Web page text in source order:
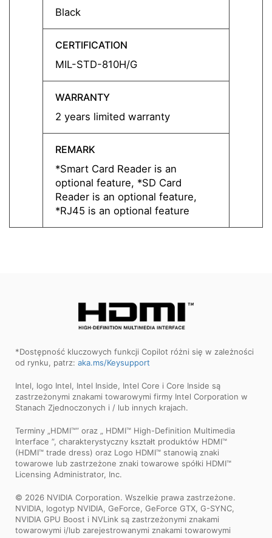
Black
CERTIFICATION
MIL-STD-810H/G
WARRANTY
2 years limited warranty
REMARK
*Smart Card Reader is an
optional feature, *SD Card
Reader is an optional feature,
*RJ45 is an optional feature
*Dostępność kluczowych funkcji Copilot różni się w zależności
od rynku, patrz: aka.ms/Keysupport
Intel, logo Intel, Intel Inside, Intel Core i Core Inside są
zastrzeżonymi znakami towarowymi firmy Intel Corporation w
Stanach Zjednoczonych i / lub innych krajach.
Terminy „HDMI™” oraz „ HDMI™ High-Definition Multimedia
Interface ”, charakterystyczny kształt produktów HDMI™
(HDMI™ trade dress) oraz Logo HDMI™ stanowią znaki
towarowe lub zastrzeżone znaki towarowe spółki HDMI™
Licensing Administrator, Inc.
© 2026 NVIDIA Corporation. Wszelkie prawa zastrzeżone.
NVIDIA, logotyp NVIDIA, GeForce, GeForce GTX, G-SYNC,
NVIDIA GPU Boost i NVLink są zastrzeżonymi znakami
towarowymi i/lub zarejestrowanymi znakami towarowymi